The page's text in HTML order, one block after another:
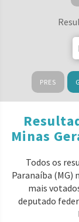
PRES
Minas
Todos os
Paranaíba (MG)
mais
deputado